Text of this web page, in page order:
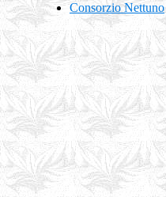
Consorzio Nettuno